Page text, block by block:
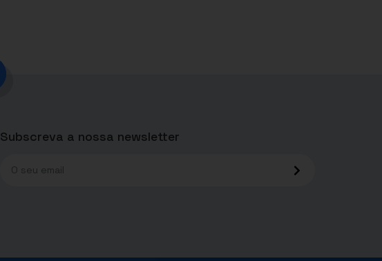
Subscreva a nossa newsletter